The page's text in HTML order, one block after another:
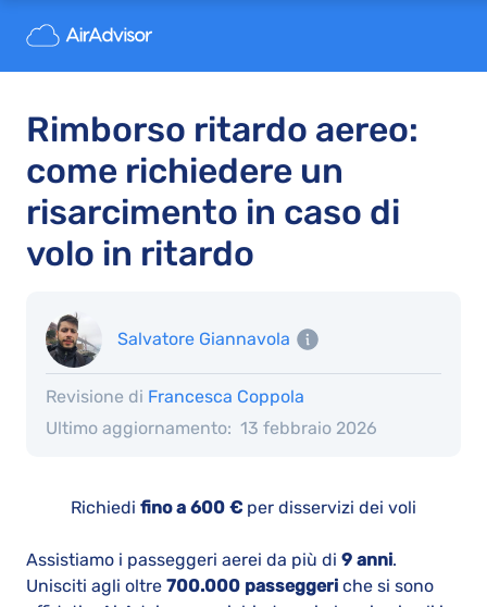
Rimborso ritardo aereo:
come richiedere un
risarcimento in caso di
volo in ritardo
Salvatore Giannavola
Ultimo aggiornamento: 13 febbraio 2026
Revisione di Francesca Coppola
Richiedi fino a 600 € per disservizi dei voli
Assistiamo i passeggeri aerei da più di 9 anni.
Unisciti agli oltre 700.000 passeggeri che si sono